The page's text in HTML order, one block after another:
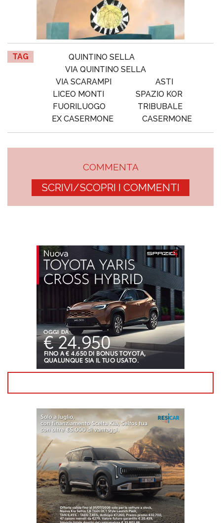
TAG
QUINTINO SELLA
VIA QUINTINO SELLA
VIA SCARAMPI
ASTI
LICEO MONTI
SPAZIO KOR
FUORILUOGO
TRIBUBALE
EX CASERMONE
CASERMONE
COMMENTA
SCRIVI/SCOPRI I COMMENTI